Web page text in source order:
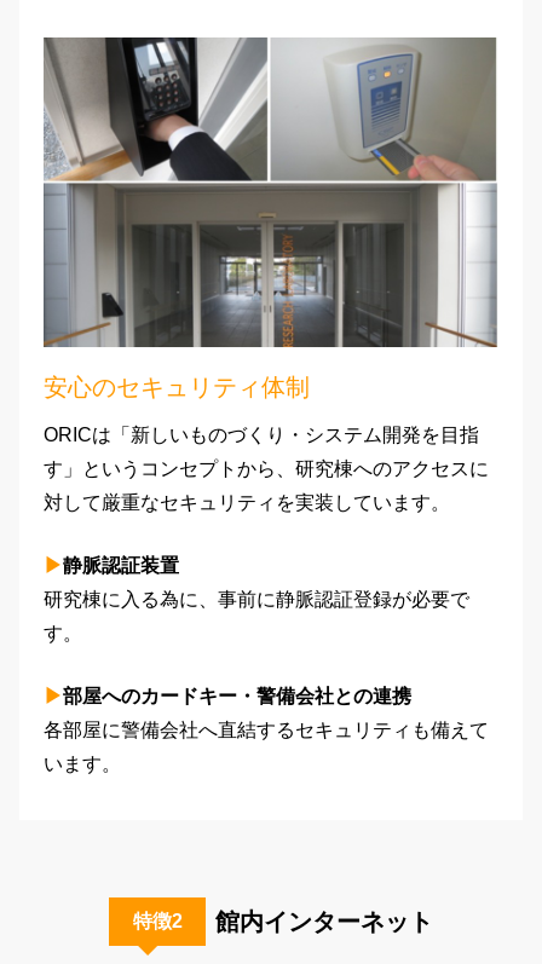
安心のセキュリティ体制
ORICは「新しいものづくり・システム開発を目指
す」というコンセプトから、研究棟へのアクセスに
対して厳重なセキュリティを実装しています。
静脈認証装置
研究棟に入る為に、事前に静脈認証登録が必要で
す。
部屋へのカードキー・警備会社との連携
各部屋に警備会社へ直結するセキュリティも備えて
います。
特徴2 館内インターネット